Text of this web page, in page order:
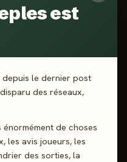
est
le dernier post
des réseaux,
de choses
les avis joueurs, les
des sorties, la